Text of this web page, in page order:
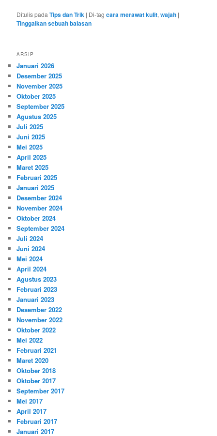
Ditulis pada Tips dan Trik | Di-tag cara merawat kulit,wajah |
Tinggalkan sebuah balasan
ARSIP
Januari 2026
Desember 2025
November 2025
Oktober 2025
September 2025
Agustus 2025
Juli 2025
Juni 2025
Mei 2025
April 2025
Maret 2025
Februari 2025
Januari 2025
Desember 2024
November 2024
Oktober 2024
September 2024
Juli 2024
Juni 2024
Mei 2024
April 2024
Agustus 2023
Februari 2023
Januari 2023
Desember 2022
November 2022
Oktober 2022
Mei 2022
Februari 2021
Maret 2020
Oktober 2018
Oktober 2017
September 2017
Mei 2017
April 2017
Februari 2017
Januari 2017